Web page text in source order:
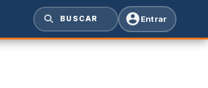
BUSCAR Entrar